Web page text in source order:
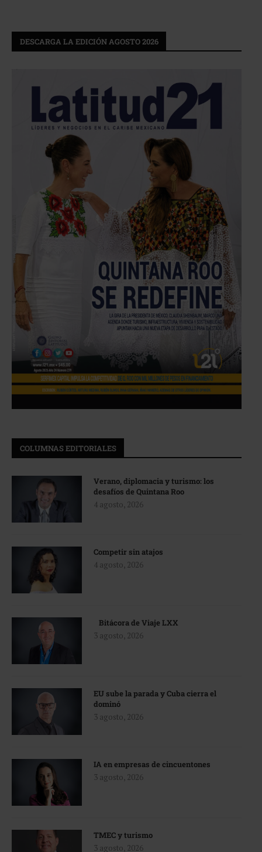
DESCARGA LA EDICIÓN AGOSTO 2026
COLUMNAS EDITORIALES
Verano, diplomacia y turismo: los
desafíos de Quintana Roo
4 agosto, 2026
Competir sin atajos
4 agosto, 2026
Bitácora de Viaje LXX
3 agosto, 2026
EU sube la parada y Cuba cierra el
dominó
3 agosto, 2026
IA en empresas de cincuentones
3 agosto, 2026
TMEC y turismo
3 agosto, 2026